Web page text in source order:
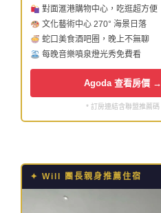
對面滙港購物中心，吃逛超方便
文化藝術中心 270° 海景日落
蛇口美食酒吧圈，晚上不無聊
每晚音樂噴泉燈光秀免費看
Agoda 查看房價 →
* 訂房連結含聯盟推薦碼
✦ Will 團長親身推薦住宿